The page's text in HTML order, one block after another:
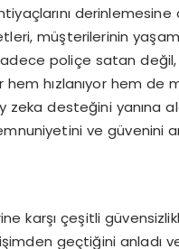
müşterilerinin
poliçe satan
hızlanıyor hem de
desteğini yanına
ve güvenini
karşı çeşitli
geçtiğini anladı